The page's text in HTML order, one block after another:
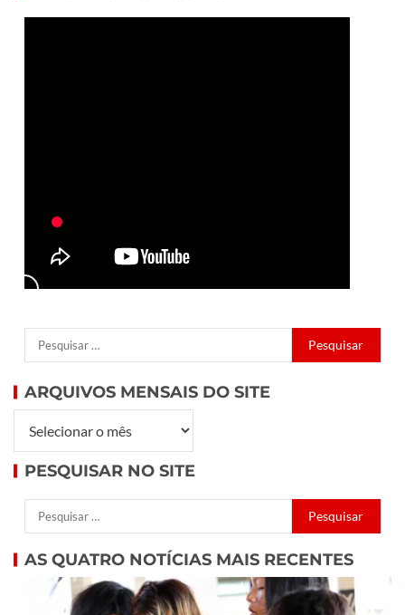
ARQUIVOS MENSAIS DO SITE
PESQUISAR NO SITE
AS QUATRO NOTÍCIAS MAIS RECENTES